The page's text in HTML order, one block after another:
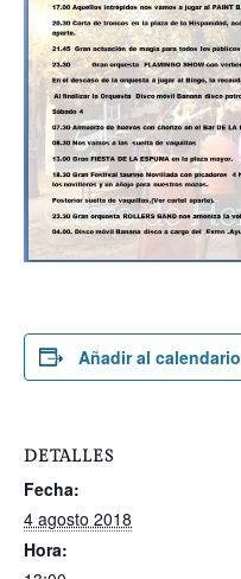
Añadir al calendario
DETALLES
Fecha:
4 agosto 2018
Hora: